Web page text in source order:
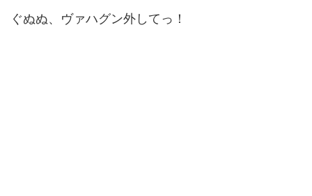
ぐぬぬ、ヴァハグン外してっ！